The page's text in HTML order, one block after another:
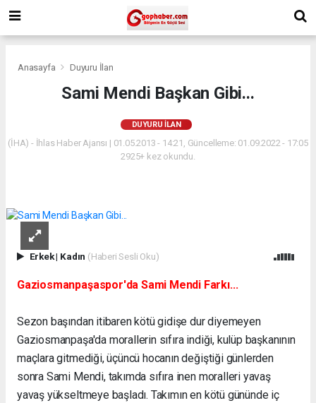
Anasayfa Duyuru İlan
Sami Mendi Başkan Gibi...
DUYURU İLAN
(İHA) - İhlas Haber Ajansı | 01.05.2013 - 14:21, Güncelleme: 01.09.2022 - 17:05
2925+ kez okundu.
Erkek| Kadın (Haberi Sesli Oku)
Gaziosmanpaşaspor'da Sami Mendi Farkı...
Sezon başından itibaren kötü gidişe dur diyemeyen
Gaziosmanpaşa'da morallerin sıfıra indiği, kulüp başkanının
maçlara gitmediği, üçüncü hocanın değiştiği günlerden
sonra Sami Mendi, takımda sıfıra inen moralleri yavaş
yavaş yükseltmeye başladı. Takımın en kötü gününde iç